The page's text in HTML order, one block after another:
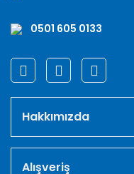
0501 605 0133
Hakkımızda
Alışveriş